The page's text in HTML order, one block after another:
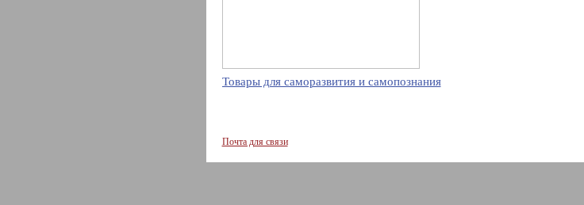
Товары для саморазвития и самопознания
Почта для связи